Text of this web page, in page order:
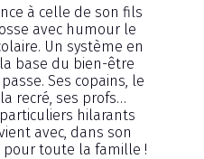
à celle de son fils
avec humour le
Un système en
base du bien-être
Ses copains, le
recré, ses profs…
hilarants
avec, dans son
toute la famille !